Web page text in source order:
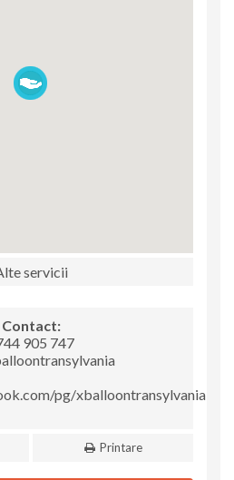
servicii
Contact:
905 747
pg/xballoontransylvania
Printare